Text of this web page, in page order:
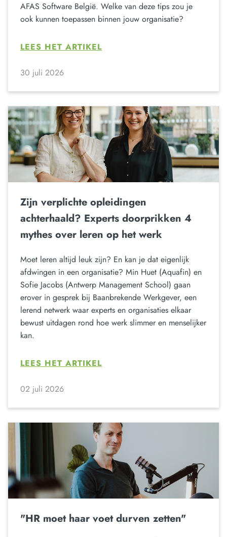
AFAS Software België. Welke van deze tips zou je
ook kunnen toepassen binnen jouw organisatie?
LEES HET ARTIKEL
30 juli 2026
Zijn verplichte opleidingen
achterhaald? Experts doorprikken 4
mythes over leren op het werk
Moet leren altijd leuk zijn? En kan je dat eigenlijk
afdwingen in een organisatie? Min Huet (Aquafin) en
Sofie Jacobs (Antwerp Management School) gaan
erover in gesprek bij Baanbrekende Werkgever, een
lerend netwerk waar experts en organisaties elkaar
bewust uitdagen rond hoe werk slimmer en menselijker
kan.
LEES HET ARTIKEL
02 juli 2026
"HR moet haar voet durven zetten"